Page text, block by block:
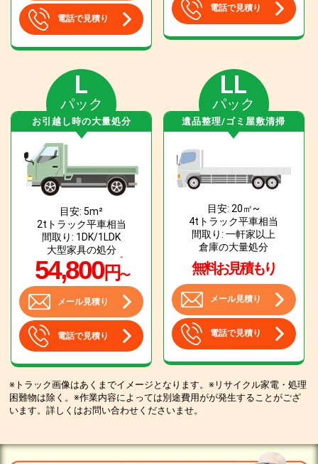
電話で見積り
電話で見積り
L
パック
お引越し時の大量処分
目安: 5m²
2tトラック平車相当
間取り: 1DK/1LDK
大型家具の処分
54,800円〜
メール見積り
電話で見積り
LL
パック
遺品整理/ゴミ屋敷清掃
目安: 20㎡~
4tトラック平車相当
間取り: 一軒家以上
倉庫の大量処分
無料お見積もり
メール見積り
電話で見積り
※トラック画像はあくまでイメージとなります。※リサイクル家電・処理
困難物は除く。※作業内容によっては別途費用がが発生することがござ
います。詳しくはお問い合わせくださいませ。